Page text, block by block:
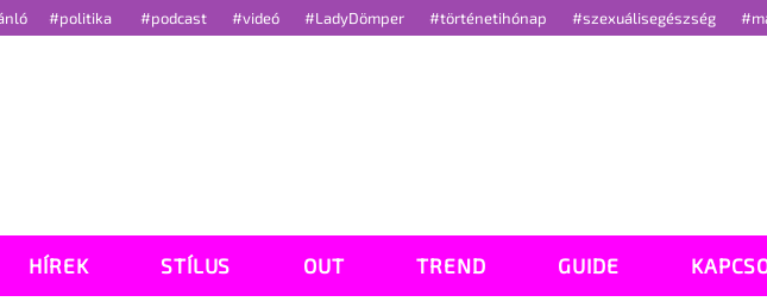
#politika #podcast #videó #LadyDömper #történetihónap #szexuálisegészség
HÍREK STÍLUS OUT TREND GUIDE